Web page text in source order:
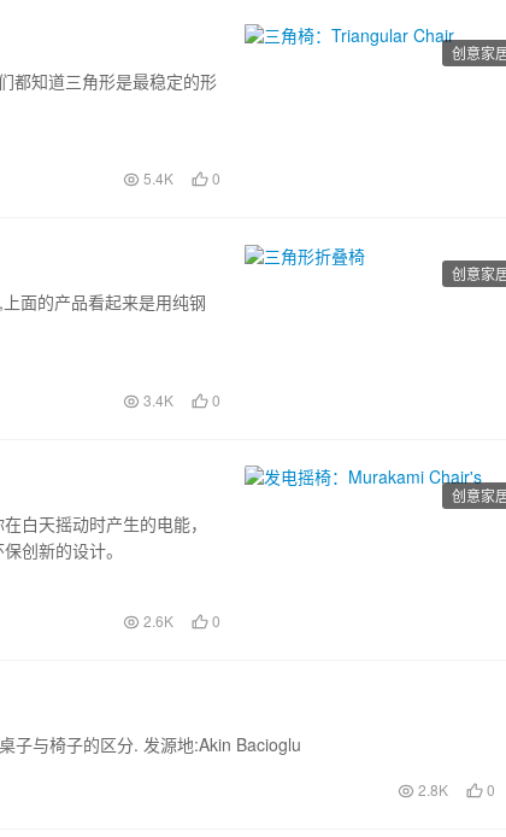
创意家
都知道三角形是最稳定的形
5.4K 0
创意家
面的产品看起来是用纯钢
3.4K 0
创意家
白天摇动时产生的电能，
创新的设计。
2.6K 0
子与椅子的区分. 发源地:Akin Bacioglu
2.8K 0